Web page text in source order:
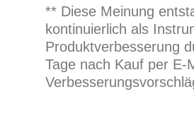
** Diese Meinung
kontinuierlich als
Produktverbesserung
Tage nach Kauf per E-